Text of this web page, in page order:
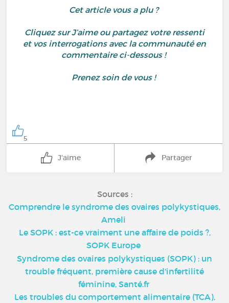
Cet article vous a plu ?
Cliquez sur J’aime ou partagez votre ressenti
et vos interrogations avec la communauté en
commentaire ci-dessous !
Prenez soin de vous !
5
J'aime Partager
Sources :
Comprendre le syndrome des ovaires polykystiques,
Ameli
Le SOPK : est-ce vraiment une affaire de poids ?,
SOPK Europe
Syndrome des ovaires polykystiques (SOPK) : un
trouble fréquent, première cause d'infertilité
féminine, Santé.fr
Les troubles du comportement alimentaire (TCA),